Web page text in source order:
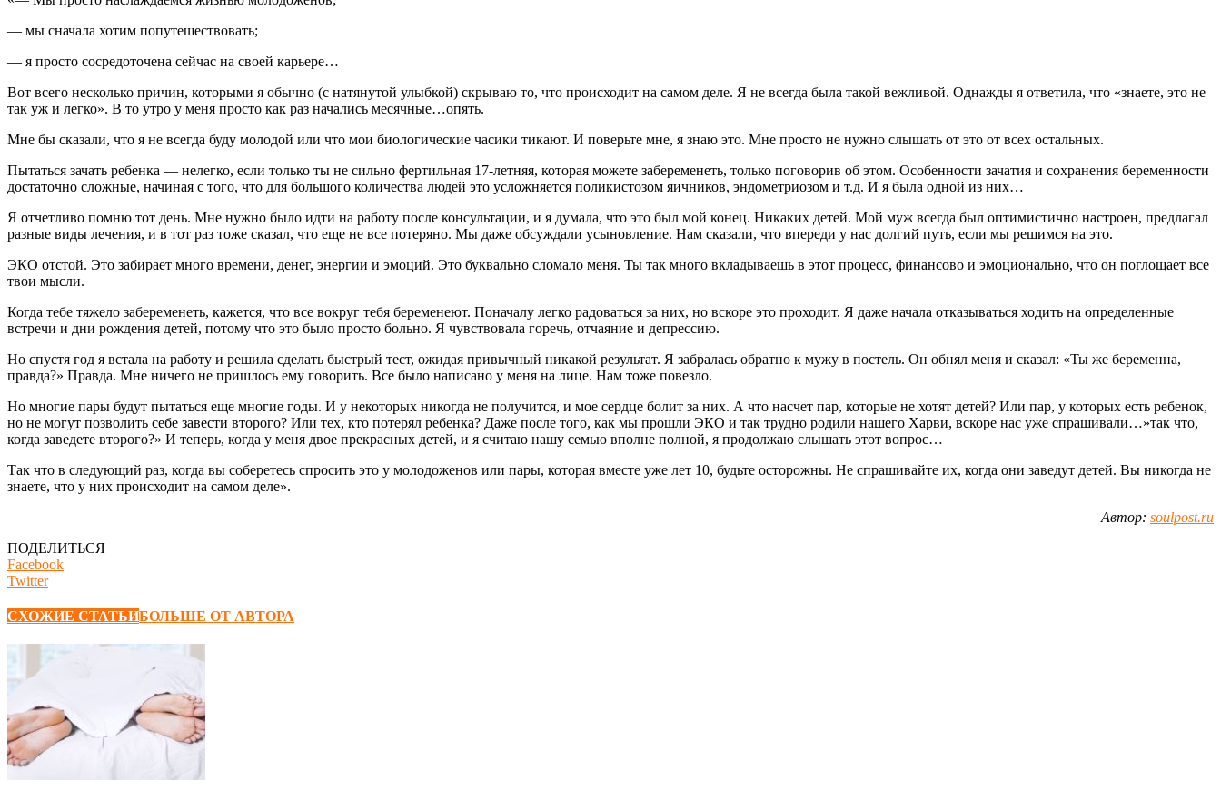
— мы сначала хотим попутешествовать;
— я просто сосредоточена сейчас на своей карьере…
Вот всего несколько причин, которыми я обычно (с натянутой улыбкой) скрываю то, что происходит на самом деле. Я не всегда была такой вежливой. Однажды я ответила, что «знаете, это не
так уж и легко». В то утро у меня просто как раз начались месячные…опять.
Мне бы сказали, что я не всегда буду молодой или что мои биологические часики тикают. И поверьте мне, я знаю это. Мне просто не нужно слышать от это от всех остальных.
Пытаться зачать ребенка — нелегко, если только ты не сильно фертильная 17-летняя, которая можете забеременеть, только поговорив об этом. Особенности зачатия и сохранения беременности
достаточно сложные, начиная с того, что для большого количества людей это усложняется поликистозом яичников, эндометриозом и т.д. И я была одной из них…
Я отчетливо помню тот день. Мне нужно было идти на работу после консультации, и я думала, что это был мой конец. Никаких детей. Мой муж всегда был оптимистично настроен, предлагал
разные виды лечения, и в тот раз тоже сказал, что еще не все потеряно. Мы даже обсуждали усыновление. Нам сказали, что впереди у нас долгий путь, если мы решимся на это.
ЭКО отстой. Это забирает много времени, денег, энергии и эмоций. Это буквально сломало меня. Ты так много вкладываешь в этот процесс, финансово и эмоционально, что он поглощает все
твои мысли.
Когда тебе тяжело забеременеть, кажется, что все вокруг тебя беременеют. Поначалу легко радоваться за них, но вскоре это проходит. Я даже начала отказываться ходить на определенные
встречи и дни рождения детей, потому что это было просто больно. Я чувствовала горечь, отчаяние и депрессию.
Но спустя год я встала на работу и решила сделать быстрый тест, ожидая привычный никакой результат. Я забралась обратно к мужу в постель. Он обнял меня и сказал: «Ты же беременна,
правда?» Правда. Мне ничего не пришлось ему говорить. Все было написано у меня на лице. Нам тоже повезло.
Но многие пары будут пытаться еще многие годы. И у некоторых никогда не получится, и мое сердце болит за них. А что насчет пар, которые не хотят детей? Или пар, у которых есть ребенок,
но не могут позволить себе завести второго? Или тех, кто потерял ребенка? Даже после того, как мы прошли ЭКО и так трудно родили нашего Харви, вскоре нас уже спрашивали…»так что,
когда заведете второго?» И теперь, когда у меня двое прекрасных детей, и я считаю нашу семью вполне полной, я продолжаю слышать этот вопрос…
Так что в следующий раз, когда вы соберетесь спросить это у молодоженов или пары, которая вместе уже лет 10, будьте осторожны. Не спрашивайте их, когда они заведут детей. Вы никогда не
знаете, что у них происходит на самом деле».
Автор: soulpost.ru
ПОДЕЛИТЬСЯ
Facebook
Twitter
СХОЖИЕ СТАТЬИБОЛЬШЕ ОТ АВТОРА